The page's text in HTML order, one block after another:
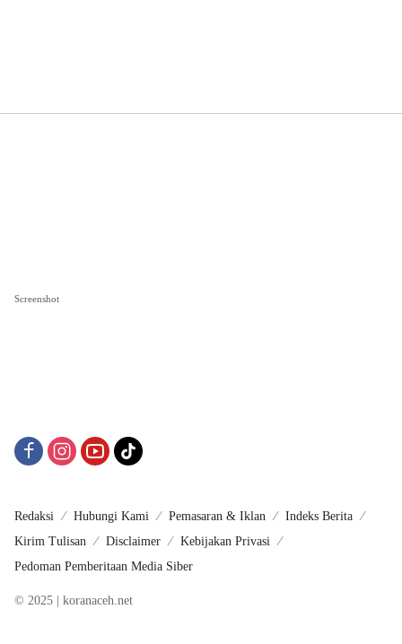
Screenshot
Redaksi Hubungi Kami Pemasaran & Iklan
Indeks Berita
Kirim Tulisan
Disclaimer
Kebijakan Privasi
Pedoman Pemberitaan Media Siber
© 2025 | koranaceh.net